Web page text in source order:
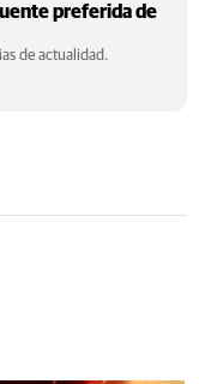
preferida de
de actualidad.